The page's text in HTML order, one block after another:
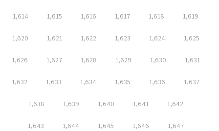
1,614 1,615 1,616 1,617 1,618 1,619
1,620 1,621 1,622 1,623 1,624 1,625
1,626 1,627 1,628 1,629 1,630 1,631
1,632 1,633 1,634 1,635 1,636 1,637
1,638 1,639 1,640 1,641 1,642
1,643 1,644 1,645 1,646 1,647